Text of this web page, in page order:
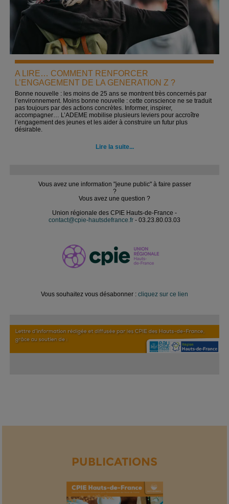
A LIRE… COMMENT RENFORCER
L’ENGAGEMENT DE LA GENERATION Z ?
Bonne nouvelle : les moins de 25 ans se montrent très concernés par
l’environnement. Moins bonne nouvelle : cette conscience ne se traduit
pas toujours par des actions concrètes. Informer, inspirer,
accompagner… L’ADEME mobilise plusieurs leviers pour accroître
l’engagement des jeunes et les aider à construire un futur plus
désirable.
Lire la suite...
Vous avez une information "jeune public" à faire passer
?
Vous avez une question ?
Union régionale des CPIE Hauts-de-France -
contact@cpie-hautsdefrance.fr - 03.23.80.03.03
Vous souhaitez vous désabonner : cliquez sur ce lien
PUBLICATIONS